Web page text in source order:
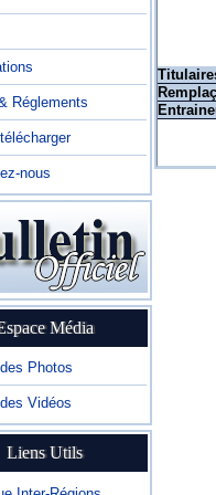
Réglements
nous
Média
Photos
Vidéos
Liens Utils